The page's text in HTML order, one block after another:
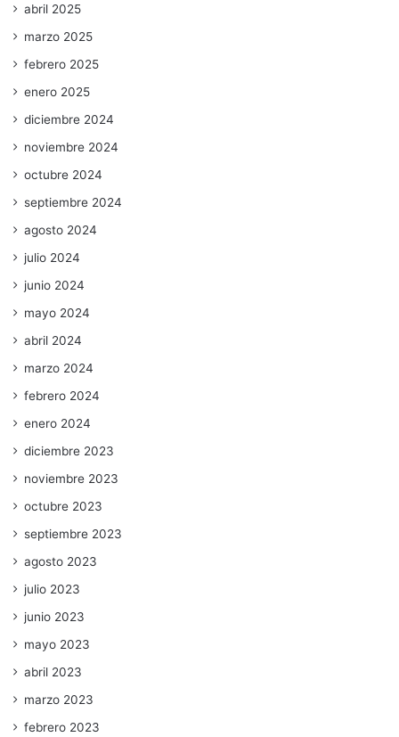
abril 2025
marzo 2025
febrero 2025
enero 2025
diciembre 2024
noviembre 2024
octubre 2024
septiembre 2024
agosto 2024
julio 2024
junio 2024
mayo 2024
abril 2024
marzo 2024
febrero 2024
enero 2024
diciembre 2023
noviembre 2023
octubre 2023
septiembre 2023
agosto 2023
julio 2023
junio 2023
mayo 2023
abril 2023
marzo 2023
febrero 2023